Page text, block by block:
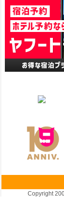
Copyright